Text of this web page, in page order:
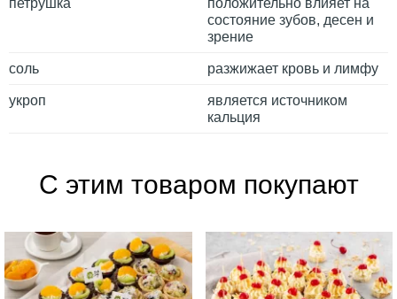
состояние зубов, десен и
зрение
соль разжижает кровь и лимфу
укроп
является источником
кальция
С этим товаром покупают